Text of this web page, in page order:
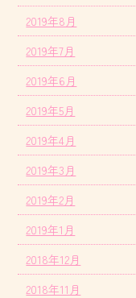
2019年8月
2019年7月
2019年6月
2019年5月
2019年4月
2019年3月
2019年2月
2019年1月
2018年12月
2018年11月